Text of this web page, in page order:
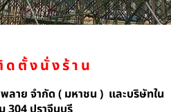
ตั้งนั่งร้าน
ลาย จำกัด ( มหาชน ) และบริษัทใน